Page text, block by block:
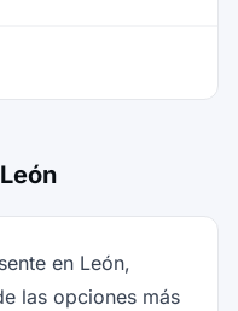
en León,
las opciones más